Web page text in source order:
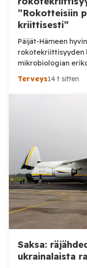
”Rokotteisiin
kriittisesti”
Päijät-Hämeen
rokotekriittisyyden
mikrobiologian
myönteisenä
kertoi heinäkuussa
että neuvoloissa
havaittu merkkejä
Hyvinvointialueen
tarpeellisuudesta
Terveys14 t sitten
Saksa:
ukrainalaista